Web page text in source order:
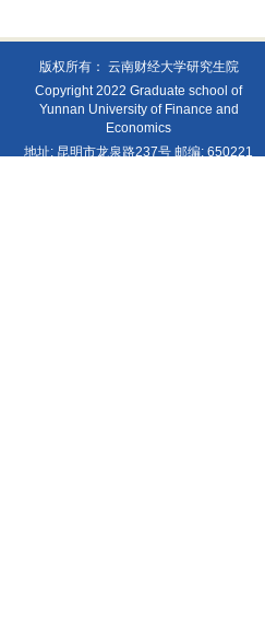
版权所有： 云南财经大学研究生院
Copyright 2022 Graduate school of
Yunnan University of Finance and
Economics
地址: 昆明市龙泉路237号 邮编: 650221